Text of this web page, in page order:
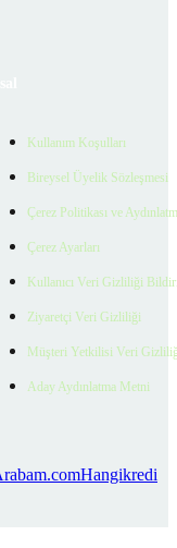
Kullanım Koşulları
Bireysel Üyelik Sözleşmesi
Çerez Politikası ve
Çerez Ayarları
Kullanıcı Veri Gizliliği
Ziyaretçi Veri Gizliliği
Müşteri Yetkilisi Veri
Aday Aydınlatma Metni
Hangikredi